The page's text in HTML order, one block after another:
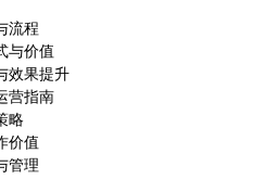
流程
与价值
效果提升
营指南
略
价值
管理